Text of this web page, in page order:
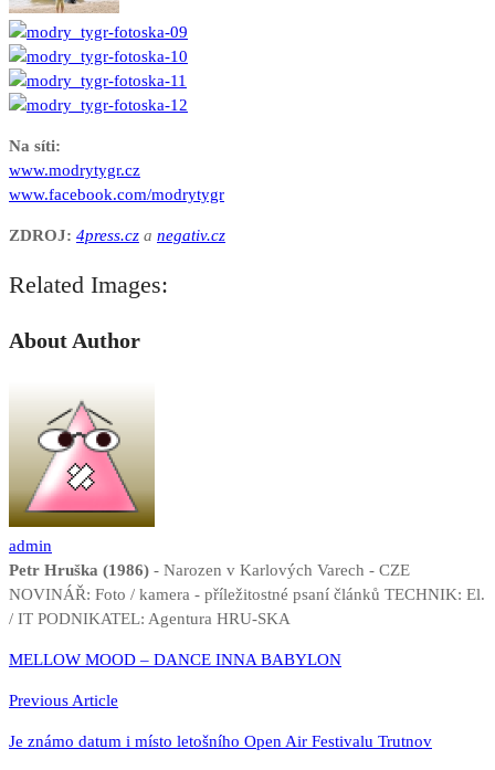
Na síti:
www.modrytygr.cz
www.facebook.com/modrytygr
ZDROJ: 4press.cz a negativ.cz
Related Images:
About Author
admin
Petr Hruška (1986) - Narozen v Karlových Varech - CZE
NOVINÁŘ: Foto / kamera - příležitostné psaní článků TECHNIK: El.
/ IT PODNIKATEL: Agentura HRU-SKA
Navigace
pro
MELLOW MOOD – DANCE INNA BABYLON
Previous Article
Je známo datum i místo letošního Open Air Festivalu Trutnov